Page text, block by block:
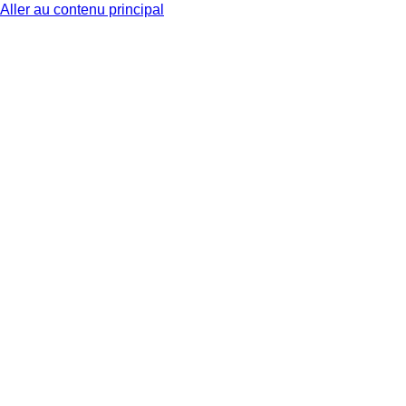
Aller au contenu principal